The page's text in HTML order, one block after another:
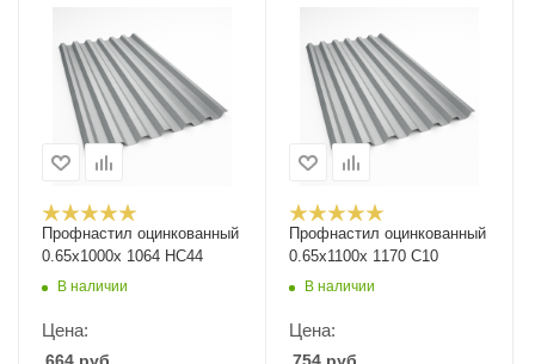
Профнастил оцинкованный
0.65х1000х 1064 НС44
В наличии
Цена:
Профнастил оцинкованный
0.65х1100х 1170 С10
В наличии
Цена: